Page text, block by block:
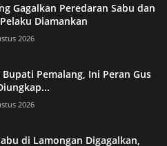
Gagalkan Peredaran Sabu dan
Diamankan
2026
Bupati Pemalang, Ini Peran Gus
2026
di Lamongan Digagalkan,